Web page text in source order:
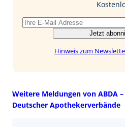
Jetzt
Hinweis zum
Weitere Meldungen von ABDA
Deutscher Apothekerverbände